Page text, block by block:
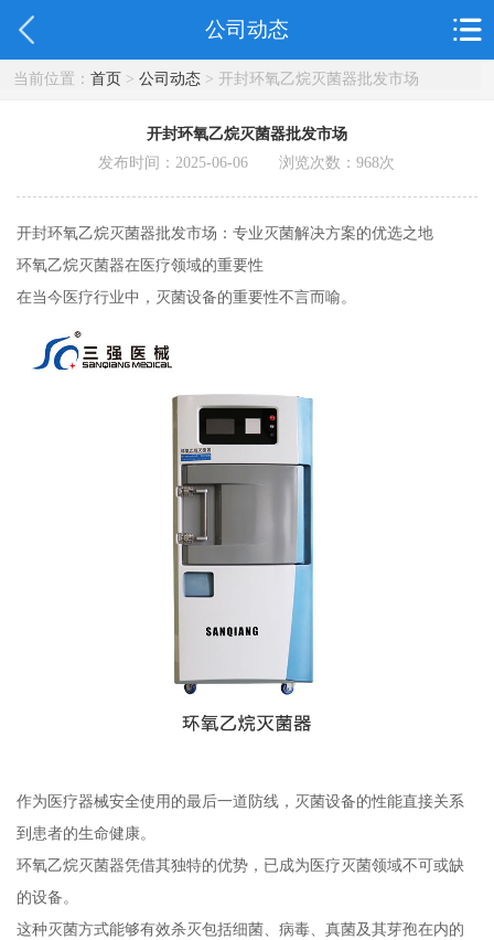
公司动态
当前位置： 首页> 公司动态> 开封环氧乙烷灭菌器批发市场
开封环氧乙烷灭菌器批发市场
发布时间：2025-06-06 浏览次数：968次
开封环氧乙烷灭菌器批发市场：专业灭菌解决方案的优选之地
环氧乙烷灭菌器在医疗领域的重要性
在当今医疗行业中，灭菌设备的重要性不言而喻。
作为医疗器械安全使用的最后一道防线，灭菌设备的性能直接关系
到患者的生命健康。
环氧乙烷灭菌器凭借其独特的优势，已成为医疗灭菌领域不可或缺
的设备。
这种灭菌方式能够有效杀灭包括细菌、病毒、真菌及其芽孢在内的